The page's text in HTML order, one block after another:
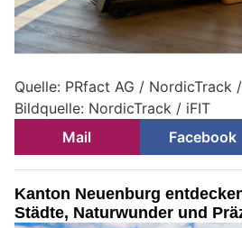
Quelle: PRfact AG / NordicTrack
Bildquelle: NordicTrack / iFIT
Mail
Facebook
Kanton Neuenburg
Städte, Naturwunder und